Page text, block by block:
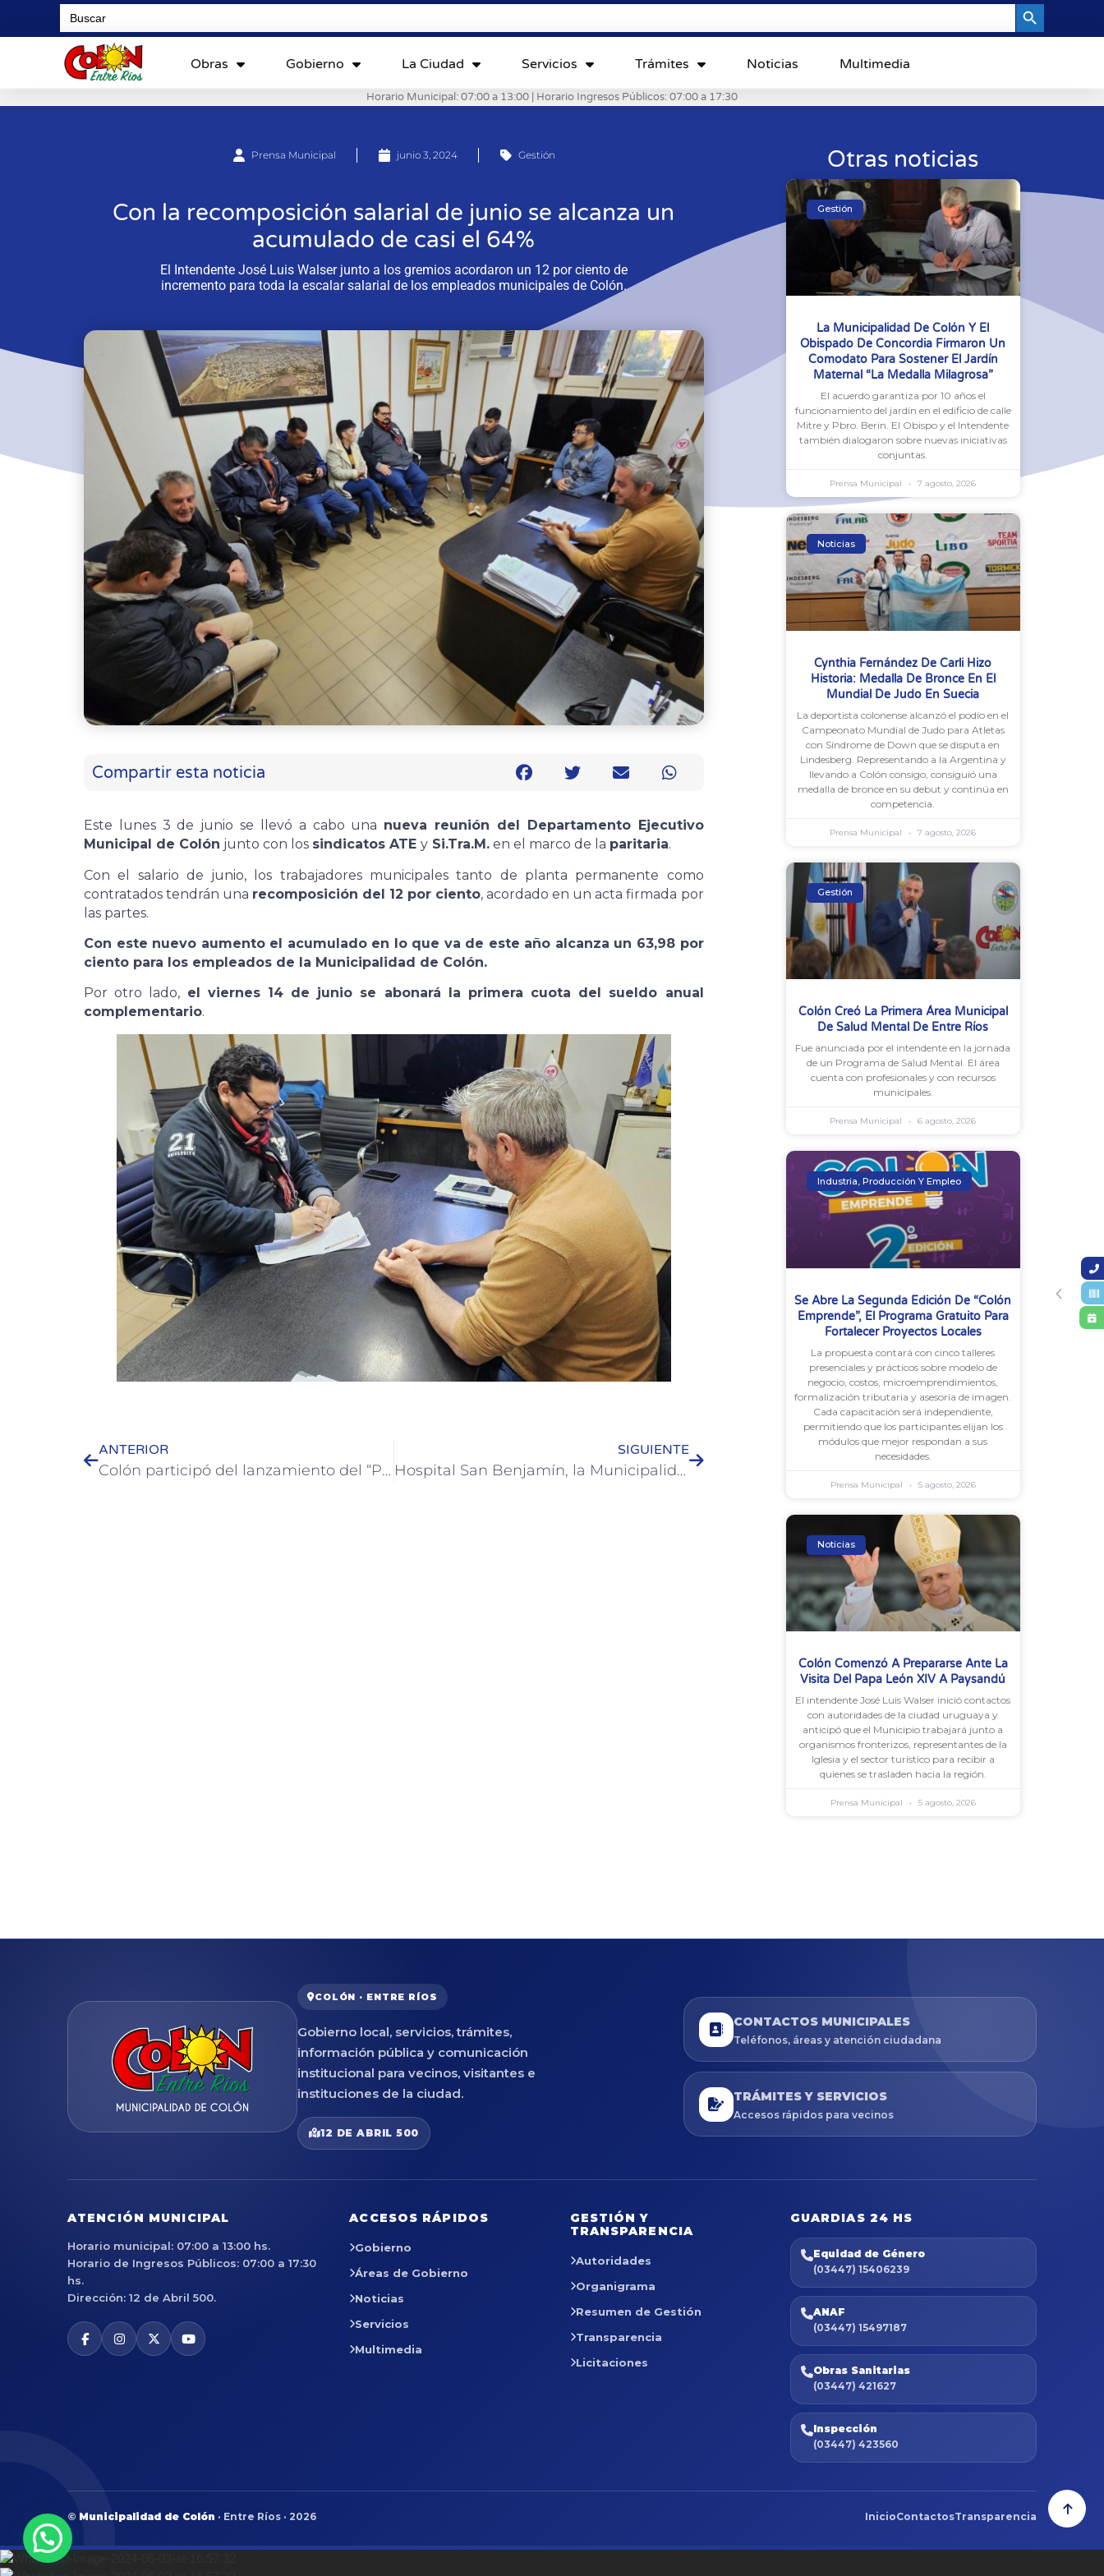
Search
for:
Obras Gobierno La Ciudad Servicios Trámites Noticias Multimedia
Horario Municipal: 07:00 a 13:00 | Horario Ingresos Públicos: 07:00 a 17:30
Prensa Municipal junio 3, 2024 Gestión
Con la recomposición salarial de junio se alcanza un
acumulado de casi el 64%
El Intendente José Luis Walser junto a los gremios acordaron un 12 por ciento de
incremento para toda la escalar salarial de los empleados municipales de Colón.
Compartir esta noticia
Este lunes 3 de junio se llevó a cabo una nueva reunión del Departamento Ejecutivo
Municipal de Colón junto con los sindicatos ATE y Si.Tra.M. en el marco de la paritaria.
Con el salario de junio, los trabajadores municipales tanto de planta permanente como
contratados tendrán una recomposición del 12 por ciento, acordado en un acta firmada por
las partes.
Con este nuevo aumento el acumulado en lo que va de este año alcanza un 63,98 por
ciento para los empleados de la Municipalidad de Colón.
Por otro lado, el viernes 14 de junio se abonará la primera cuota del sueldo anual
complementario.
ANTERIOR
Colón participó del lanzamiento del “Pasaporte Termal” en Paraná
SIGUIENTE
Hospital San Benjamín, la Municipalidad de Colón e instituciones unidos por la donación voluntaria de sangre
Otras noticias
Gestión
La Municipalidad De Colón Y El
Obispado De Concordia Firmaron Un
Comodato Para Sostener El Jardín
Maternal “La Medalla Milagrosa”
El acuerdo garantiza por 10 años el
funcionamiento del jardín en el edificio de calle
Mitre y Pbro. Berin. El Obispo y el Intendente
también dialogaron sobre nuevas iniciativas
conjuntas.
Prensa Municipal 7 agosto, 2026
Noticias
Cynthia Fernández De Carli Hizo
Historia: Medalla De Bronce En El
Mundial De Judo En Suecia
La deportista colonense alcanzó el podio en el
Campeonato Mundial de Judo para Atletas
con Síndrome de Down que se disputa en
Lindesberg. Representando a la Argentina y
llevando a Colón consigo, consiguió una
medalla de bronce en su debut y continúa en
competencia.
Prensa Municipal 7 agosto, 2026
Gestión
Colón Creó La Primera Área Municipal
De Salud Mental De Entre Ríos
Fue anunciada por el intendente en la jornada
de un Programa de Salud Mental. El área
cuenta con profesionales y con recursos
municipales.
Prensa Municipal 6 agosto, 2026
Industria, Producción Y Empleo
Se Abre La Segunda Edición De “Colón
Emprende”, El Programa Gratuito Para
Fortalecer Proyectos Locales
La propuesta contará con cinco talleres
presenciales y prácticos sobre modelo de
negocio, costos, microemprendimientos,
formalización tributaria y asesoría de imagen.
Cada capacitación será independiente,
permitiendo que los participantes elijan los
módulos que mejor respondan a sus
necesidades.
Prensa Municipal 5 agosto, 2026
Noticias
Colón Comenzó A Prepararse Ante La
Visita Del Papa León XIV A Paysandú
El intendente José Luis Walser inició contactos
con autoridades de la ciudad uruguaya y
anticipó que el Municipio trabajará junto a
organismos fronterizos, representantes de la
Iglesia y el sector turístico para recibir a
quienes se trasladen hacia la región.
Prensa Municipal 5 agosto, 2026
COLÓN · ENTRE RÍOS
Gobierno local, servicios, trámites,
información pública y comunicación
institucional para vecinos, visitantes e
instituciones de la ciudad.
12 DE ABRIL 500
CONTACTOS MUNICIPALES
Teléfonos, áreas y atención ciudadana
TRÁMITES Y SERVICIOS
Accesos rápidos para vecinos
ATENCIÓN MUNICIPAL
Horario municipal: 07:00 a 13:00 hs.
Horario de Ingresos Públicos: 07:00 a 17:30
hs.
Dirección: 12 de Abril 500.
ACCESOS RÁPIDOS
Gobierno
Áreas de Gobierno
Noticias
Servicios
Multimedia
GESTIÓN Y
TRANSPARENCIA
Autoridades
Organigrama
Resumen de Gestión
Transparencia
Licitaciones
GUARDIAS 24 HS
Equidad de Género
(03447) 15406239
ANAF
(03447) 15497187
Obras Sanitarias
(03447) 421627
Inspección
(03447) 423560
© Municipalidad de Colón · Entre Ríos · 2026 InicioContactosTransparencia